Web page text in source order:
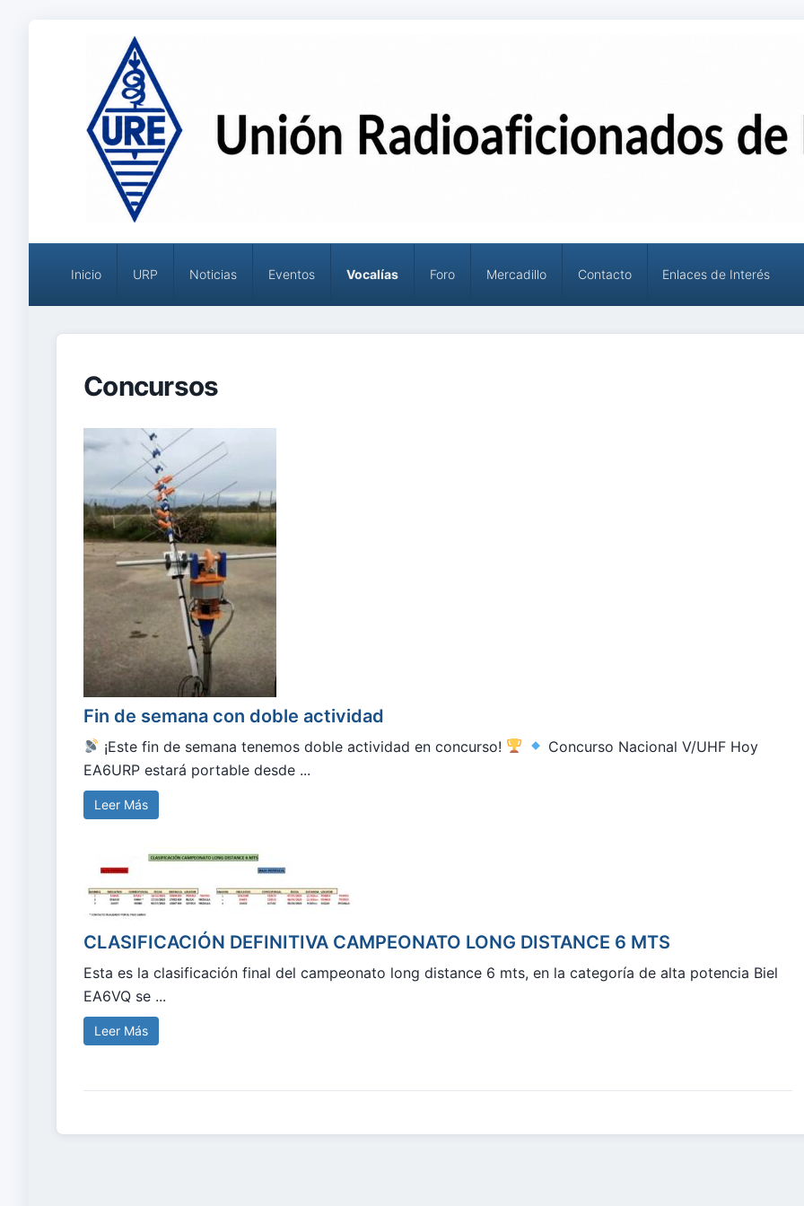
principalInicio URP Noticias Eventos Vocalías Foro Mercadillo Contacto Enlaces de Interés
Concursos
Fin de semana con doble actividad
¡Este fin de semana tenemos doble actividad en concurso!
Concurso Nacional V/UHF Hoy
EA6URP estará portable desde ...
Leer Más
CLASIFICACIÓN DEFINITIVA CAMPEONATO LONG DISTANCE 6 MTS
Esta es la clasificación final del campeonato long distance 6 mts, en la categoría de alta potencia Biel
EA6VQ se ...
Leer Más